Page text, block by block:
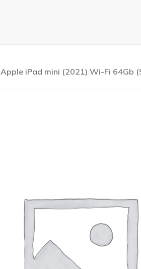
Apple iPad mini (2021) Wi-Fi 64Gb